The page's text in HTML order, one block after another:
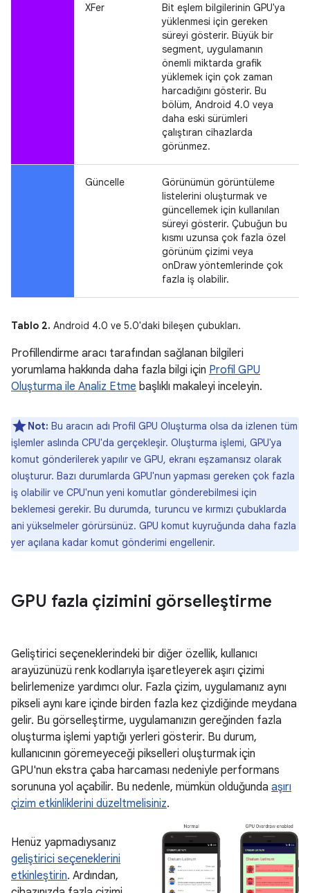
XFer
Bit eşlem bilgilerinin GPU'ya
yüklenmesi için gereken
süreyi gösterir. Büyük bir
segment, uygulamanın
önemli miktarda grafik
yüklemek için çok zaman
harcadığını gösterir. Bu
bölüm, Android 4.0 veya
daha eski sürümleri
çalıştıran cihazlarda
görünmez.
Güncelle
Görünümün görüntüleme
listelerini oluşturmak ve
güncellemek için kullanılan
süreyi gösterir. Çubuğun bu
kısmı uzunsa çok fazla özel
görünüm çizimi veya
onDraw yöntemlerinde çok
fazla iş olabilir.
Tablo 2. Android 4.0 ve 5.0'daki bileşen çubukları.
Profillendirme aracı tarafından sağlanan bilgileri
yorumlama hakkında daha fazla bilgi için Profil GPU
Oluşturma ile Analiz Etme başlıklı makaleyi inceleyin.
Not: Bu aracın adı Profil GPU Oluşturma olsa da izlenen tüm
işlemler aslında CPU'da gerçekleşir. Oluşturma işlemi, GPU'ya
komut gönderilerek yapılır ve GPU, ekranı eşzamansız olarak
oluşturur. Bazı durumlarda GPU'nun yapması gereken çok fazla
iş olabilir ve CPU'nun yeni komutlar gönderebilmesi için
beklemesi gerekir. Bu durumda, turuncu ve kırmızı çubuklarda
ani yükselmeler görürsünüz. GPU komut kuyruğunda daha fazla
yer açılana kadar komut gönderimi engellenir.
GPU fazla çizimini görselleştirme
Geliştirici seçeneklerindeki bir diğer özellik, kullanıcı
arayüzünüzü renk kodlarıyla işaretleyerek aşırı çizimi
belirlemenize yardımcı olur. Fazla çizim, uygulamanız aynı
pikseli aynı kare içinde birden fazla kez çizdiğinde meydana
gelir. Bu görselleştirme, uygulamanızın gereğinden fazla
oluşturma işlemi yaptığı yerleri gösterir. Bu durum,
kullanıcının göremeyeceği pikselleri oluşturmak için
GPU'nun ekstra çaba harcaması nedeniyle performans
sorununa yol açabilir. Bu nedenle, mümkün olduğunda aşırı
çizim etkinliklerini düzeltmelisiniz.
Henüz yapmadıysanız
geliştirici seçeneklerini
etkinleştirin. Ardından,